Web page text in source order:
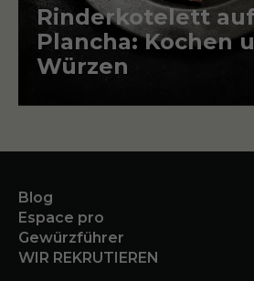
Artikel
Rinderkotelett
Plancha: Kochen
Würzen
Blog
Espace pro
Gewürzführer
WIR REKRUTIEREN